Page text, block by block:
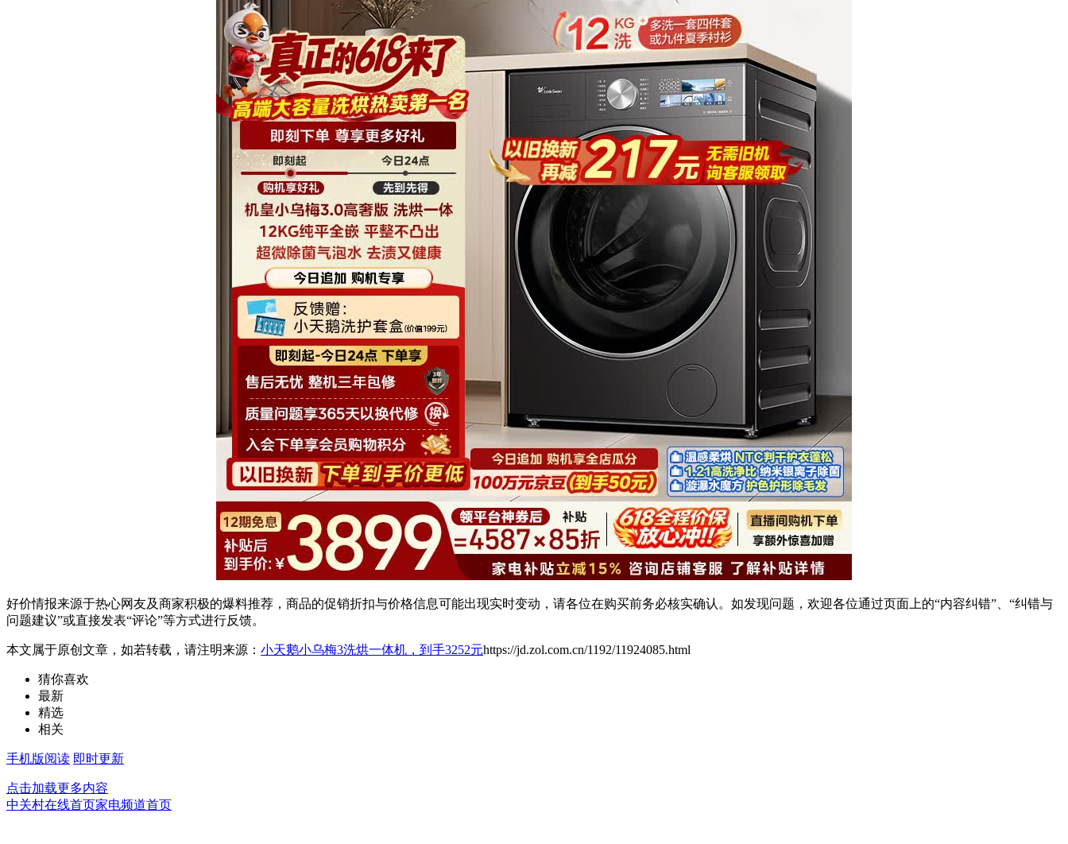
好价情报来源于热心网友及商家积极的爆料推荐，商品的促销折扣与价格信息可能出现实时变动，请各位在购买前务必核实确认。如发现问题，欢迎各位通过页面上的“内容纠错”、“纠错与
问题建议”或直接发表“评论”等方式进行反馈。
本文属于原创文章，如若转载，请注明来源： 小天鹅小乌梅3洗烘一体机，到手3252元https://jd.zol.com.cn/1192/11924085.html
猜你喜欢
最新
精选
相关
手机版阅读 即时更新
点击加载更多内容
中关村在线首页家电频道首页